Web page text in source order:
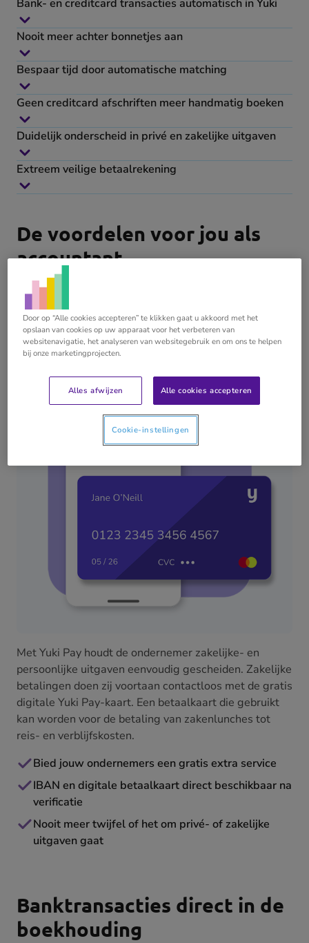
Bank- en creditcard transacties automatisch in Yuki
Nooit meer achter bonnetjes aan
Bespaar tijd door automatische matching
Geen creditcard afschriften meer handmatig boeken
Duidelijk onderscheid in privé en zakelijke uitgaven
Extreem veilige betaalrekening
De voordelen voor jou als
accountant
Gratis zakelijke
betaalrekening
Met Yuki Pay houdt de ondernemer zakelijke- en
persoonlijke uitgaven eenvoudig gescheiden. Zakelijke
betalingen doen zij voortaan contactloos met de gratis
digitale Yuki Pay-kaart. Een betaalkaart die gebruikt
kan worden voor de betaling van zakenlunches tot
reis- en verblijfskosten.
Bied jouw ondernemers een gratis extra service
IBAN en digitale betaalkaart direct beschikbaar na
verificatie
Nooit meer twijfel of het om privé- of zakelijke
uitgaven gaat
Banktransacties direct in de
boekhouding
Door op “Alle cookies accepteren” te klikken gaat u akkoord met het
opslaan van cookies op uw apparaat voor het verbeteren van
websitenavigatie, het analyseren van websitegebruik en om ons te helpen
bij onze marketingprojecten.
Alles afwijzen Alle cookies accepteren
Cookie-instellingen